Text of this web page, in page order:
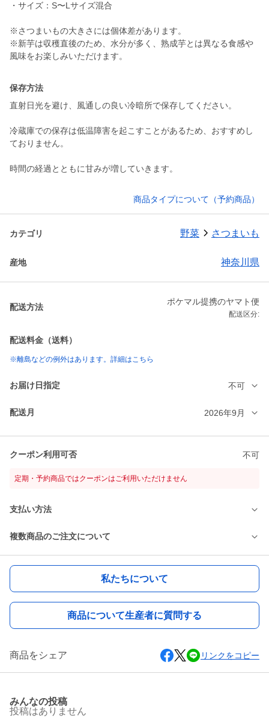
・サイズ：S〜Lサイズ混合
※さつまいもの大きさには個体差があります。
※新芋は収穫直後のため、水分が多く、熟成芋とは異なる食感や
保存方法
直射日光を避け、風通しの良い冷暗所で保存してください。
冷蔵庫での保存は低温障害を起こすことがあるため、おすすめし
ておりません。
時間の経過とともに甘みが増していきます。
商品タイプについて（予約商品）
カテゴリ 野菜 さつまいも
産地 神奈川県
配送方法
ポケマル提携のヤマト便
配送区分:
配送料金（送料）
※離島などの例外はあります。詳細はこちら
お届け日指定 不可
配送月 2026年9月
クーポン利用可否 不可
定期・予約商品ではクーポンはご利用いただけません
支払い方法
複数商品のご注文について
私たちについて
商品について生産者に質問する
商品をシェア リンクをコピー
みんなの投稿
投稿はありません